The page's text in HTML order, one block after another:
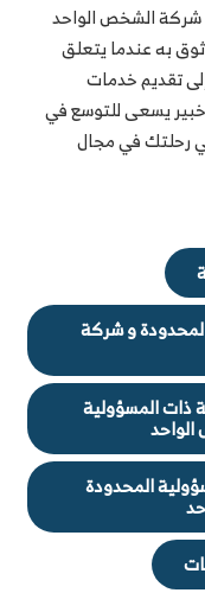
شركة الشخص الواحد
به عندما يتعلق
تقديم خدمات
يسعى للتوسع في
رحلتك في مجال
و شركة
ذات المسؤولية
المحدودة